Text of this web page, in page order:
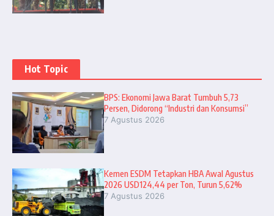
Hot Topic
BPS: Ekonomi Jawa Barat Tumbuh 5,73
Persen, Didorong “Industri dan Konsumsi”
7 Agustus 2026
Kemen ESDM Tetapkan HBA Awal Agustus
2026 USD124,44 per Ton, Turun 5,62%
7 Agustus 2026